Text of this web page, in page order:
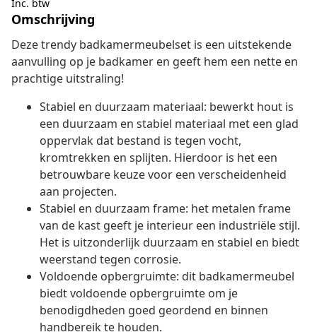
Inc. btw
Omschrijving
Deze trendy badkamermeubelset is een uitstekende
aanvulling op je badkamer en geeft hem een nette en
prachtige uitstraling!
Stabiel en duurzaam materiaal: bewerkt hout is
een duurzaam en stabiel materiaal met een glad
oppervlak dat bestand is tegen vocht,
kromtrekken en splijten. Hierdoor is het een
betrouwbare keuze voor een verscheidenheid
aan projecten.
Stabiel en duurzaam frame: het metalen frame
van de kast geeft je interieur een industriële stijl.
Het is uitzonderlijk duurzaam en stabiel en biedt
weerstand tegen corrosie.
Voldoende opbergruimte: dit badkamermeubel
biedt voldoende opbergruimte om je
benodigdheden goed geordend en binnen
handbereik te houden.